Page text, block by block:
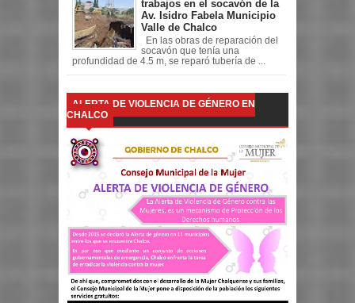
trabajos en el socavón de la
Av. Isidro Fabela Municipio
Valle de Chalco
En las obras de reparación del
socavón que tenía una
profundidad de 4.5 m, se reparó tubería de ...
ALERTA DE VIOLENCIA DE GÉNERO EN
CHALCO